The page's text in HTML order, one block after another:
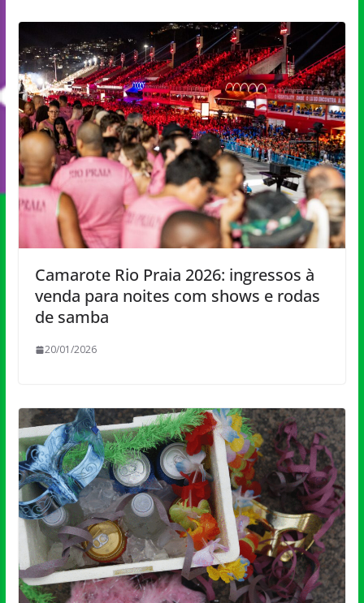
Camarote Rio Praia 2026: ingressos à
venda para noites com shows e rodas
de samba
20/01/2026